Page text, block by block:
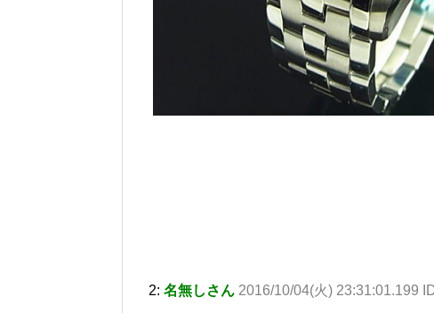
2: 名無しさん 2016/10/04(火) 23:31:01.199